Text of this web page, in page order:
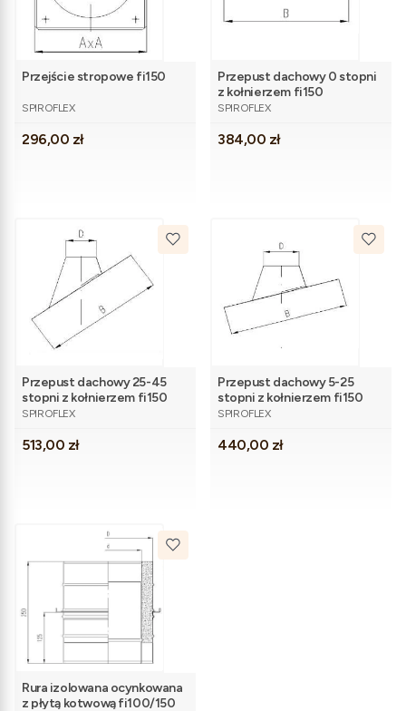
Przejście stropowe fi150
PRODUCENT
SPIROFLEX
Cena
296,00 zł
Przepust dachowy 0 stopni
z kołnierzem fi150
PRODUCENT
SPIROFLEX
Cena
384,00 zł
Przepust dachowy 25-45
stopni z kołnierzem fi150
PRODUCENT
SPIROFLEX
Cena
513,00 zł
Przepust dachowy 5-25
stopni z kołnierzem fi150
PRODUCENT
SPIROFLEX
Cena
440,00 zł
Rura izolowana ocynkowana
z płytą kotwową fi100/150